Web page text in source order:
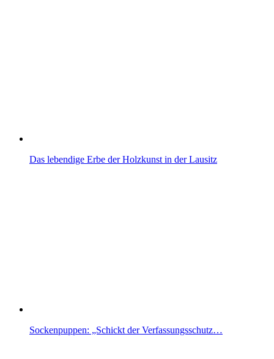
Das lebendige Erbe der Holzkunst in der Lausitz
Sockenpuppen: „Schickt der Verfassungsschutz…